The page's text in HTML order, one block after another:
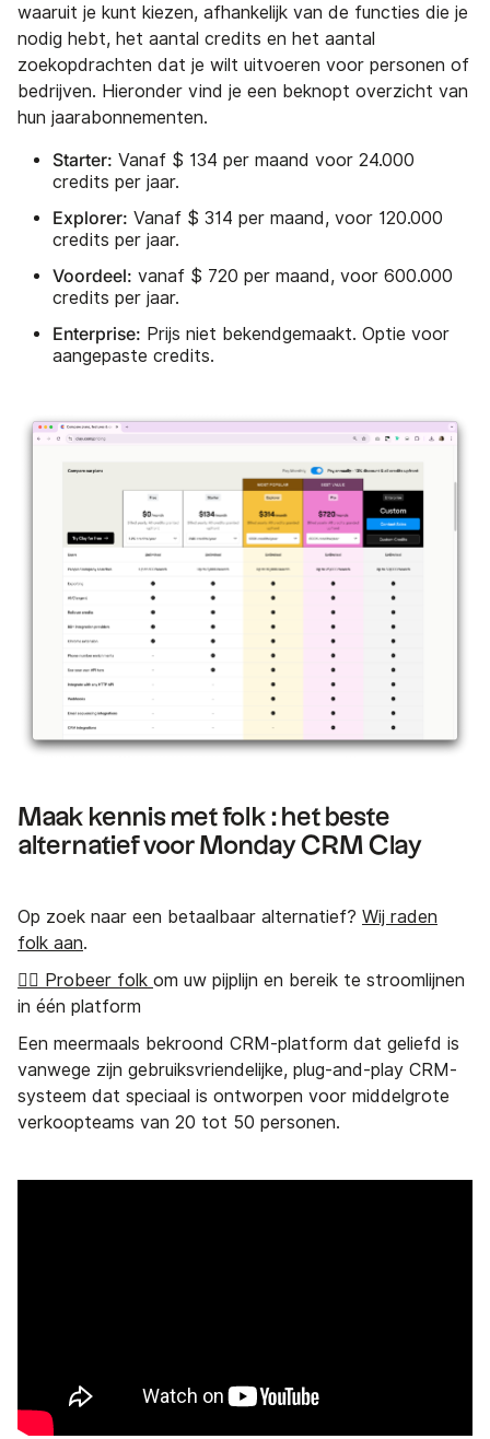
waaruit je kunt kiezen, afhankelijk van de functies die je
nodig hebt, het aantal credits en het aantal
zoekopdrachten dat je wilt uitvoeren voor personen of
bedrijven. Hieronder vind je een beknopt overzicht van
hun jaarabonnementen.
Starter: Vanaf $ 134 per maand voor 24.000
credits per jaar.
Explorer: Vanaf $ 314 per maand, voor 120.000
credits per jaar.
Voordeel: vanaf $ 720 per maand, voor 600.000
credits per jaar.
Enterprise: Prijs niet bekendgemaakt. Optie voor
aangepaste credits.
Maak kennis met folk : het beste
alternatief voor Monday CRM Clay
Op zoek naar een betaalbaar alternatief? Wij raden
folk aan.
👉🏼 Probeer folk om uw pijplijn en bereik te stroomlijnen
in één platform
Een meermaals bekroond CRM-platform dat geliefd is
vanwege zijn gebruiksvriendelijke, plug-and-play CRM-
systeem dat speciaal is ontworpen voor middelgrote
verkoopteams van 20 tot 50 personen.